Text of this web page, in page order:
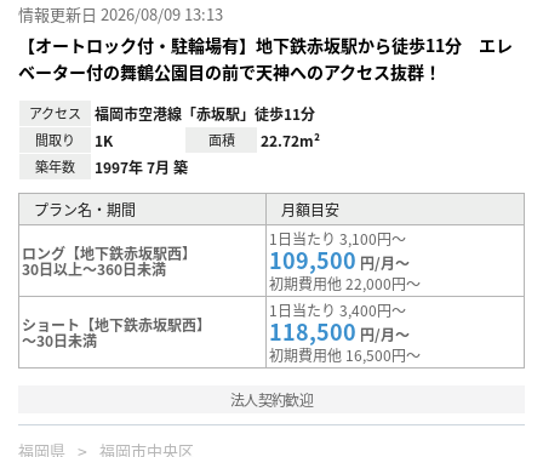
情報更新日 2026/08/09 13:13
【オートロック付・駐輪場有】地下鉄赤坂駅から徒歩11分 エレ
ベーター付の舞鶴公園目の前で天神へのアクセス抜群！
アクセス 福岡市空港線「赤坂駅」徒歩11分
間取り 1K 面積 22.72m²
築年数 1997年 7月 築
プラン名・期間 月額目安
ロング【地下鉄赤坂駅西】
30日以上～360日未満
1日当たり 3,100円～
109,500 円/月～
初期費用他 22,000円～
ショート【地下鉄赤坂駅西】
～30日未満
1日当たり 3,400円～
118,500 円/月～
初期費用他 16,500円～
法人契約歓迎
福岡県 福岡市中央区